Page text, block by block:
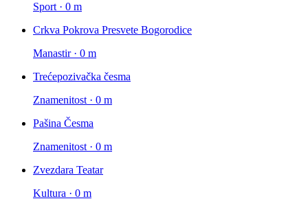
Sport · 0 m
Crkva Pokrova Presvete Bogorodice
Manastir · 0 m
Trećepozivačka česma
Znamenitost · 0 m
Pašina Česma
Znamenitost · 0 m
Zvezdara Teatar
Kultura · 0 m